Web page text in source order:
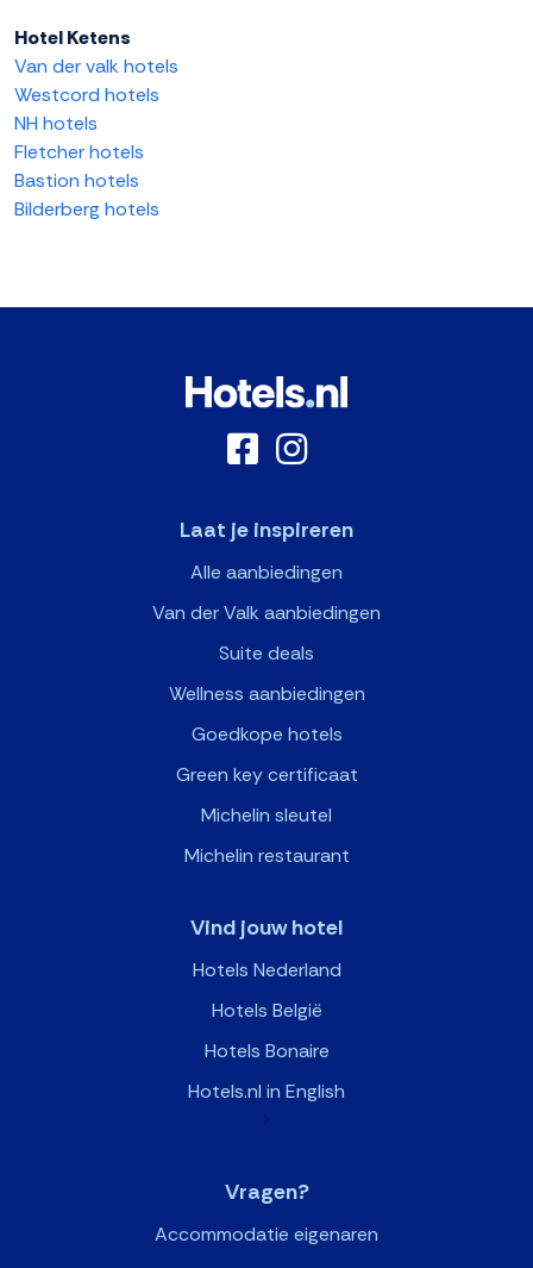
Hotel Ketens
Van der valk hotels
Westcord hotels
NH hotels
Fletcher hotels
Bastion hotels
Bilderberg hotels
Laat je inspireren
Alle aanbiedingen
Van der Valk aanbiedingen
Suite deals
Wellness aanbiedingen
Goedkope hotels
Green key certificaat
Michelin sleutel
Michelin restaurant
Vind jouw hotel
Hotels Nederland
Hotels België
Hotels Bonaire
Hotels.nl in English
>
Vragen?
Accommodatie eigenaren